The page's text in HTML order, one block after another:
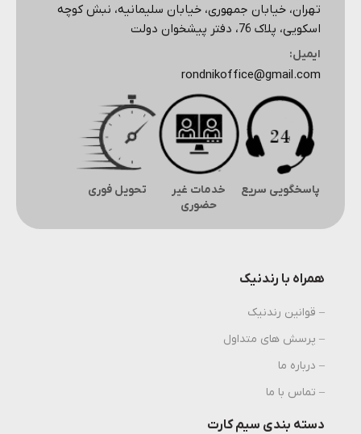
تهران، خیابان جمهوری، خیابان سلیمانیه، نبش کوچه
اسکویی، پلاک 76، دفتر پیشخوان دولت
ایمیل:
rondnikoffice@gmail.com
پاسخگویی سریع
خدمات غیر
حضوری
تحویل فوری
همراه با رندنیک
– قوانین رندنیک
– پرسش های متداول
– درباره ما
– تماس با ما
دسته بندی سیم کارت